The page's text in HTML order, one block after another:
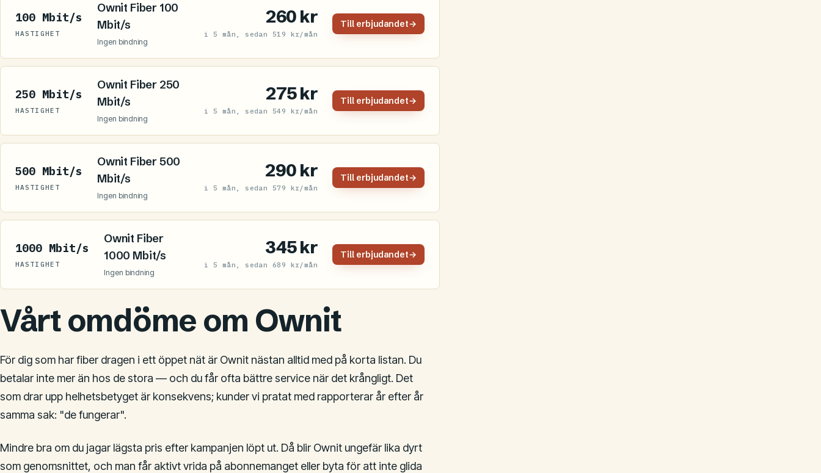
100 Mbit/s
HASTIGHET
Ownit Fiber 100
Mbit/s
Ingen bindning
260 kr
i 5 mån, sedan 519 kr/mån
Till erbjudandet→
250 Mbit/s
HASTIGHET
Ownit Fiber 250
Mbit/s
Ingen bindning
275 kr
i 5 mån, sedan 549 kr/mån
Till erbjudandet→
500 Mbit/s
HASTIGHET
Ownit Fiber 500
Mbit/s
Ingen bindning
290 kr
i 5 mån, sedan 579 kr/mån
Till erbjudandet→
1000 Mbit/s
HASTIGHET
Ownit Fiber
1000 Mbit/s
Ingen bindning
345 kr
i 5 mån, sedan 689 kr/mån
Till erbjudandet→
Vårt omdöme om Ownit
För dig som har fiber dragen i ett öppet nät är Ownit nästan alltid med på korta listan. Du
betalar inte mer än hos de stora — och du får ofta bättre service när det krångligt. Det
som drar upp helhetsbetyget är konsekvens; kunder vi pratat med rapporterar år efter år
samma sak: "de fungerar".
Mindre bra om du jagar lägsta pris efter kampanjen löpt ut. Då blir Ownit ungefär lika dyrt
som genomsnittet, och man får aktivt vrida på abonnemanget eller byta för att inte glida